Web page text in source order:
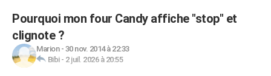
Pourquoi mon four Candy affiche "stop" et
clignote ?
Marion- 30 nov. 2014 à 22:33
Bibi- 2 juil. 2026 à 20:55